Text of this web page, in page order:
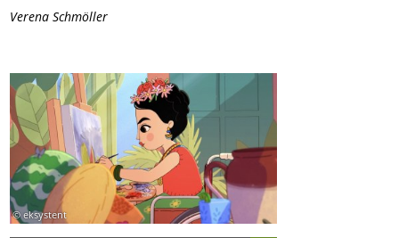
Verena Schmöller
© eksystent